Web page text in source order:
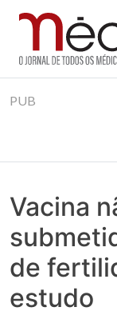
to
Jornal Médico
Médico – O
realmente
PUB
Vacina
de
estudo